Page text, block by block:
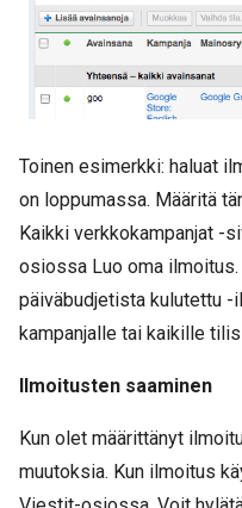
Toinen esimerkki: haluat
on loppumassa. Määritä
Kaikki verkkokampanjat -
osiossa Luo oma ilmoitus.
päiväbudjetista kulutettu
kampanjalle tai kaikille
Ilmoitusten saaminen
Kun olet määrittänyt
muutoksia. Kun ilmoitus